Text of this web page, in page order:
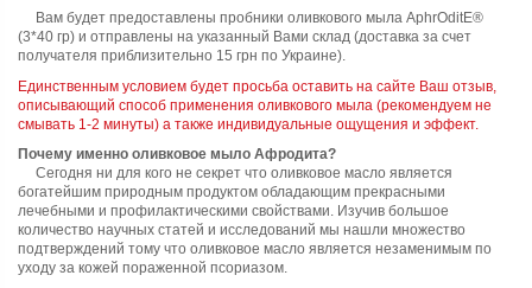
Вам будет предоставлены пробники оливкового мыла AphrOditE®
(3*40 гр) и отправлены на указанный Вами склад (доставка за счет
получателя приблизительно 15 грн по Украине).
Единственным условием будет просьба оставить на сайте Ваш отзыв
описывающий способ применения оливкового мыла (рекомендуем не
смывать 1-2 минуты) а также индивидуальные ощущения и эффект.
Почему именно оливковое мыло Афродита?
Сегодня ни для кого не секрет что оливковое масло является
богатейшим природным продуктом обладающим прекрасными
лечебными и профилактическими свойствами. Изучив большое
количество научных статей и исследований мы нашли множество
подтверждений тому что оливковое масло является незаменимым по
уходу за кожей пораженной псориазом.